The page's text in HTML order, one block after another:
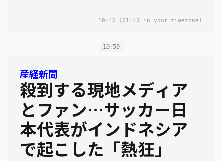
10:43 (01:43 in your timezone)
10:59
産経新聞
殺到する現地メディア
とファン…サッカー日
本代表がインドネシア
で起こした「熱狂」